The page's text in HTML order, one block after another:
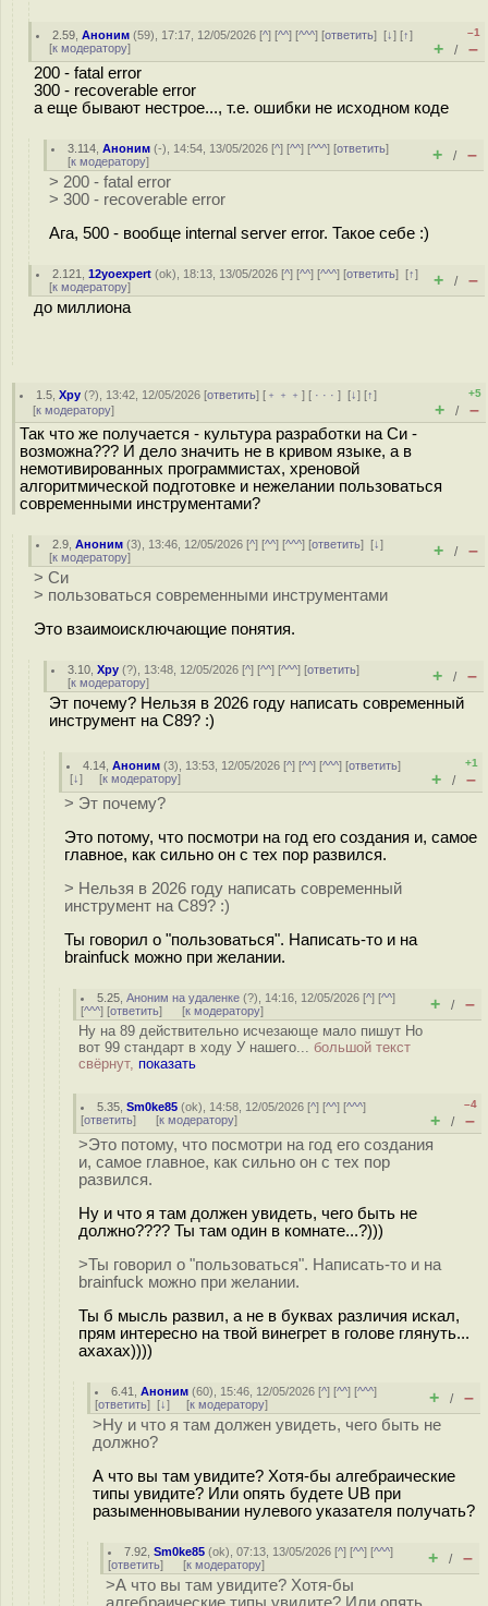
2.59 ,Аноним (59), 17:17, 12/05/2026 [^] [^^] [^^^] [ответить][↓] [↑]
[к модератору]
–1
+ / –
200 - fatal error
300 - recoverable error
а еще бывают нестрое..., т.е. ошибки не исходном коде
3.114 ,Аноним (-), 14:54, 13/05/2026 [^] [^^] [^^^] [ответить]
[к модератору] + / –
> 200 - fatal error
> 300 - recoverable error
Ага, 500 - вообще internal server error. Такое себе :)
2.121 ,12yoexpert (ok), 18:13, 13/05/2026 [^] [^^] [^^^] [ответить][↑]
[к модератору] + / –
до миллиона
1.5 ,Хру (?), 13:42, 12/05/2026 [ответить] [ ﹢﹢﹢] [ · · ·][↓] [↑]
[к модератору]
+5
+ / –
Так что же получается - культура разработки на Си -
возможна??? И дело значить не в кривом языке, а в
немотивированных программистах, хреновой
алгоритмической подготовке и нежелании пользоваться
современными инструментами?
2.9 ,Аноним (3), 13:46, 12/05/2026 [^] [^^] [^^^] [ответить][↓]
[к модератору] + / –
> Си
> пользоваться современными инструментами
Это взаимоисключающие понятия.
3.10 ,Хру (?), 13:48, 12/05/2026 [^] [^^] [^^^] [ответить]
[к модератору] + / –
Эт почему? Нельзя в 2026 году написать современный
инструмент на С89? :)
4.14 ,Аноним (3), 13:53, 12/05/2026 [^] [^^] [^^^] [ответить]
[↓] [к модератору]
+1
+ / –
> Эт почему?
Это потому, что посмотри на год его создания и, самое
главное, как сильно он с тех пор развился.
> Нельзя в 2026 году написать современный
инструмент на С89? :)
Ты говорил о "пользоваться". Написать-то и на
brainfuck можно при желании.
5.25 ,Аноним на удаленке (?), 14:16, 12/05/2026 [^] [^^]
[^^^] [ответить] [к модератору] + / –
Ну на 89 действительно исчезающе мало пишут Но
вот 99 стандарт в ходу У нашего... большой текст
свёрнут, показать
5.35 ,Sm0ke85 (ok), 14:58, 12/05/2026 [^] [^^] [^^^]
[ответить] [к модератору]
–4
+ / –
>Это потому, что посмотри на год его создания
и, самое главное, как сильно он с тех пор
развился.
Ну и что я там должен увидеть, чего быть не
должно???? Ты там один в комнате...?)))
>Ты говорил о "пользоваться". Написать-то и на
brainfuck можно при желании.
Ты б мысль развил, а не в буквах различия искал,
прям интересно на твой винегрет в голове глянуть...
ахахах))))
6.41 ,Аноним (60), 15:46, 12/05/2026 [^] [^^] [^^^]
[ответить] [↓] [к модератору] + / –
>Ну и что я там должен увидеть, чего быть не
должно?
А что вы там увидите? Хотя-бы алгебраические
типы увидите? Или опять будете UB при
разыменновывании нулевого указателя получать?
7.92 ,Sm0ke85 (ok), 07:13, 13/05/2026 [^] [^^] [^^^]
[ответить] [к модератору] + / –
>А что вы там увидите? Хотя-бы